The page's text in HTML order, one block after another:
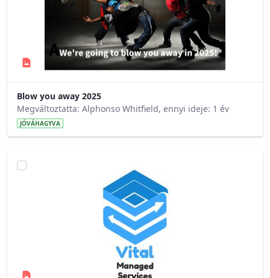
Blow you away 2025
Megváltoztatta: Alphonso Whitfield, ennyi ideje: 1 év
JÓVÁHAGYVA